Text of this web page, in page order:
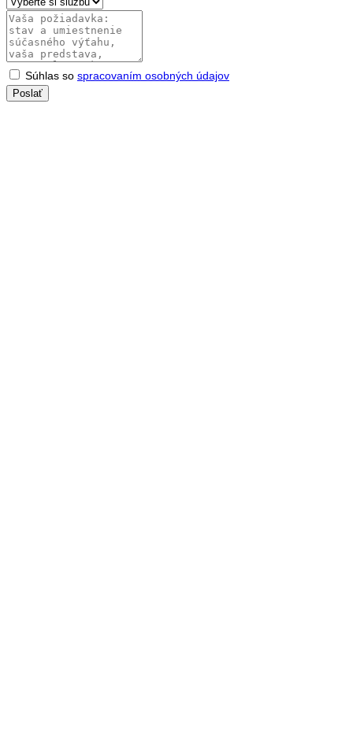
Súhlas so spracovaním osobných údajov
Poslať